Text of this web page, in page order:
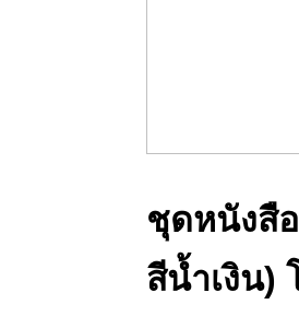
ชุดหนังสื
สีน้ำเงิน)